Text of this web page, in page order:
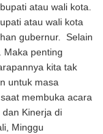
atau wali kota.
atau wali kota
gubernur. Selain
Maka penting
kita tak
untuk masa
membuka acara
dan Kinerja di
Minggu